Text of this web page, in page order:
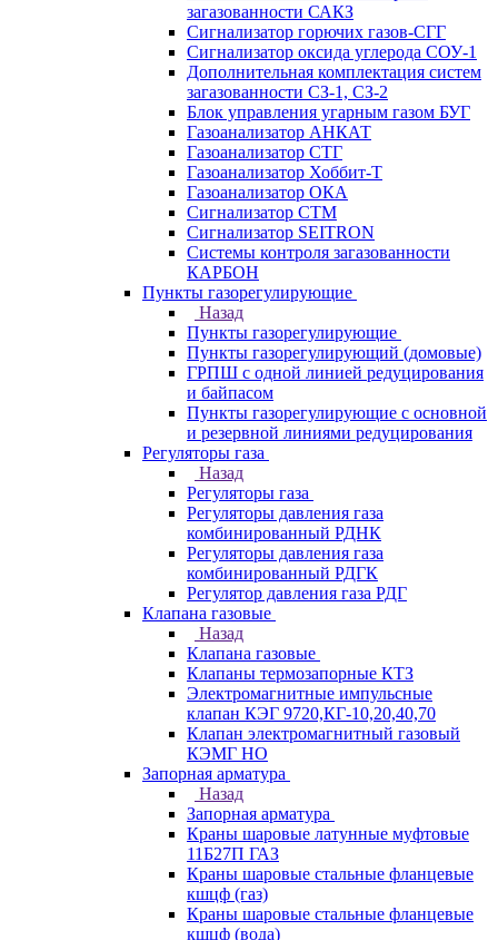
загазованности САКЗ
Сигнализатор горючих газов-СГГ
Сигнализатор оксида углерода СОУ-1
Дополнительная комплектация систем
загазованности СЗ-1, СЗ-2
Блок управления угарным газом БУГ
Газоанализатор АНКАТ
Газоанализатор СТГ
Газоанализатор Хоббит-Т
Газоанализатор ОКА
Сигнализатор СТМ
Сигнализатор SEITRON
Системы контроля загазованности
КАРБОН
Пункты газорегулирующие
Назад
Пункты газорегулирующие
Пункты газорегулирующий (домовые)
ГРПШ с одной линией редуцирования
и байпасом
Пункты газорегулирующие с основной
и резервной линиями редуцирования
Регуляторы газа
Назад
Регуляторы газа
Регуляторы давления газа
комбинированный РДНК
Регуляторы давления газа
комбинированный РДГК
Регулятор давления газа РДГ
Клапана газовые
Назад
Клапана газовые
Клапаны термозапорные КТЗ
Электромагнитные импульсные
клапан КЭГ 9720,КГ-10,20,40,70
Клапан электромагнитный газовый
КЭМГ НО
Запорная арматура
Назад
Запорная арматура
Краны шаровые латунные муфтовые
11Б27П ГАЗ
Краны шаровые стальные фланцевые
кшцф (газ)
Краны шаровые стальные фланцевые
кшцф (вода)